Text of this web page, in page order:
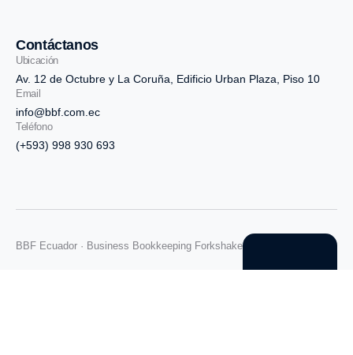
Contáctanos
Ubicación
Av. 12 de Octubre y La Coruña, Edificio Urban Plaza, Piso 10
Email
info@bbf.com.ec
Teléfono
(+593) 998 930 693
BBF Ecuador · Business Bookkeeping Forkshake